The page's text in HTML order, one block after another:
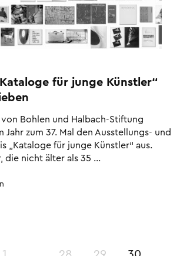
für junge Künstler“
Bohlen und Halbach-Stiftung
zum 37. Mal den Ausstellungs- und
„Kataloge für junge Künstler“ aus.
die nicht älter als 35 …